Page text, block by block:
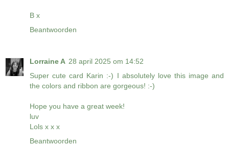
B x
Beantwoorden
Lorraine A 28 april 2025 om 14:52
Super cute card Karin :-) I absolutely love this image and
the colors and ribbon are gorgeous! :-)
Hope you have a great week!
luv
Lols x x x
Beantwoorden